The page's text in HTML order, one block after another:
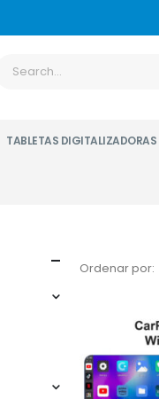
TABLETAS DIGITALIZADORAS
Ordenar por: